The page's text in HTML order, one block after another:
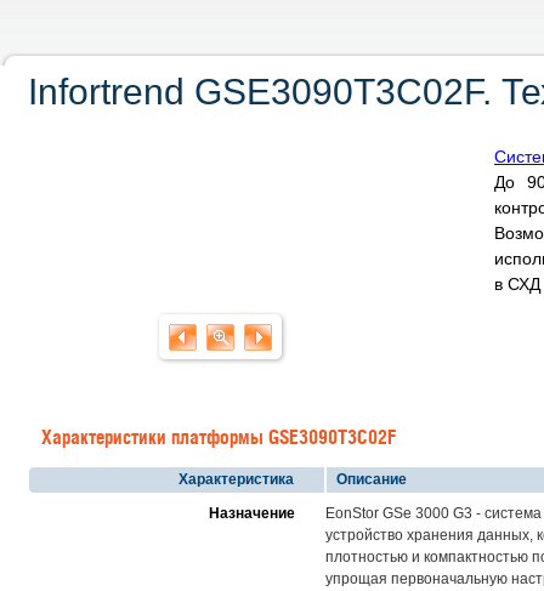
Infortrend GSE3090T3C02F.
До
в СХД
Характеристики платформы GSE3090T3C02F
Характеристика
Описание
Назначение
EonStor GSe 3000 G3 -
устройство хранения данных,
плотностью и компактностью
упрощая первоначальную